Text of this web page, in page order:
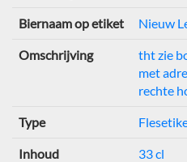
Biernaam op etiket Nieuw
Omschrijving
tht zie
met
rechte
Type
Inhoud 33 cl